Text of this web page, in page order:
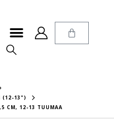
(12-13")
CM, 12-13 TUUMAA